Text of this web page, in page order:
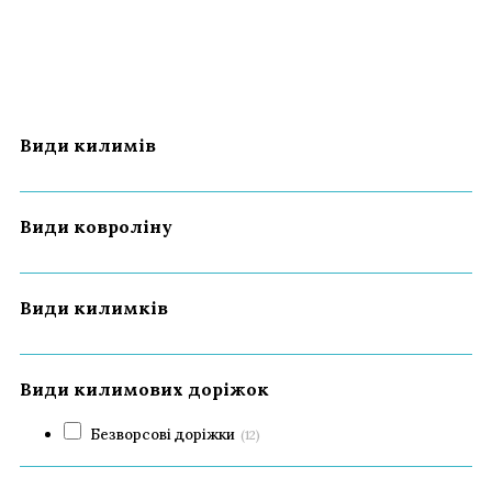
Види килимів
Види ковроліну
Види килимків
Види килимових доріжок
Безворсові доріжки (12)